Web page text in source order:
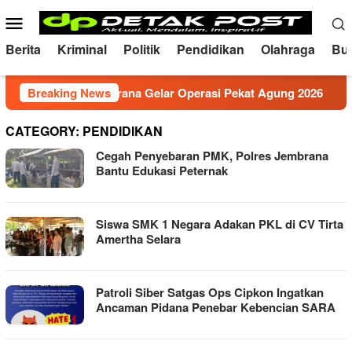
to
content
Mobile
Menu
Berita Kriminal Politik Pendidikan Olahraga
Breaking News
Polres Jembrana Gelar Operasi Pekat Agung 2026
CATEGORY: PENDIDIKAN
Cegah Penyebaran PMK, Polres Jembrana
Bantu Edukasi Peternak
Siswa SMK 1 Negara Adakan PKL di CV Tirta
Amertha Selara
Patroli Siber Satgas Ops Cipkon Ingatkan
Ancaman Pidana Penebar Kebencian SARA